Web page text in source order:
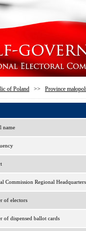
of Poland >> Province
name
Commission Regional Headquarters
of electors
of dispensed ballot cards